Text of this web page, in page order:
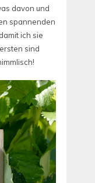
davon und
spannenden
ich sie
sind